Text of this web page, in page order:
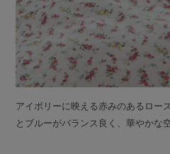
アイボリーに映える赤みのあるロー
とブルーがバランス良く、華やかな